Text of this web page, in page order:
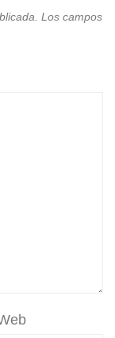
Los campos